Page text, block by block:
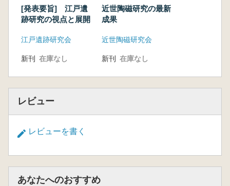
[発表要旨] 江戸遺
跡研究の視点と展開
江戸遺跡研究会
新刊 在庫なし
近世陶磁研究の最新
成果
近世陶磁研究会
新刊 在庫なし
レビュー
レビューを書く
あなたへのおすすめ